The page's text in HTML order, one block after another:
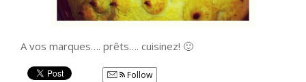
A vos marques…. prêts…. cuisinez! 🙂
Follow